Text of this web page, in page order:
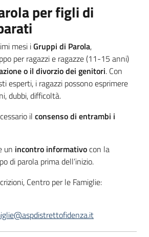
per figli di
mesi iGruppi di Parola,
per ragazzi e ragazze (11-15 anni)
o il divorzio dei genitori. Con
esperti, i ragazzi possono esprimere
dubbi, difficoltà.
il consenso di entrambi i
un incontro informativocon la
di parola prima dell’inizio.
Centro per le Famiglie: